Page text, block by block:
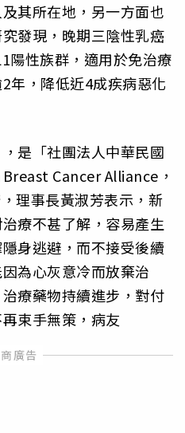
其所在地，另一方面也
發現，晚期三陰性乳癌
陽性族群，適用於免治療
年，降低近4成疾病惡化
是「社團法人中華民國
Cancer Alliance，
理事長黃淑芳表示，新
療不甚了解，容易產生
身逃避，而不接受後續
為心灰意冷而放棄治
療藥物持續進步，對付
束手無策，病友